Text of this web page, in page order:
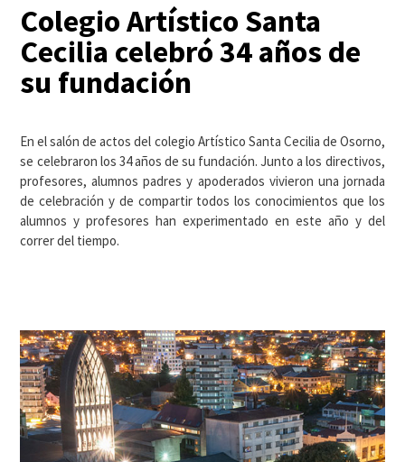
Colegio Artístico Santa
Cecilia celebró 34 años de
su fundación
En el salón de actos del colegio Artístico Santa Cecilia de Osorno,
se celebraron los 34 años de su fundación. Junto a los directivos,
profesores, alumnos padres y apoderados vivieron una jornada
de celebración y de compartir todos los conocimientos que los
alumnos y profesores han experimentado en este año y del
correr del tiempo.